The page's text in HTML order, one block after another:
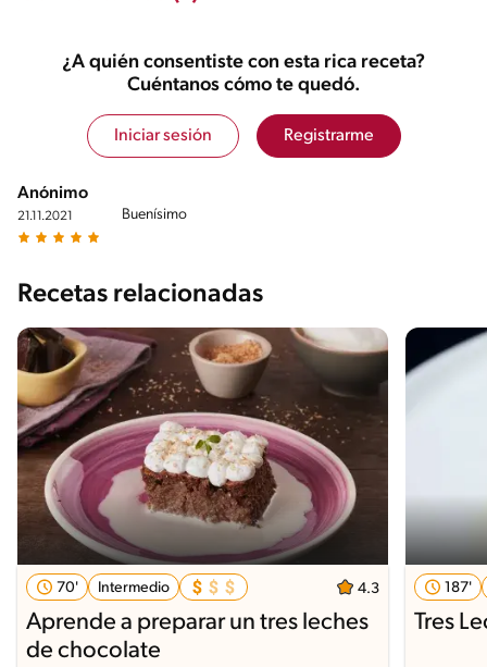
¿A quién consentiste con esta rica receta?
Cuéntanos cómo te quedó.
Iniciar sesión Registrarme
Anónimo
21.11.2021 Buenísimo
Recetas relacionadas
70' Intermedio 4.3
Aprende a preparar un tres leches
de chocolate
187'
Tres